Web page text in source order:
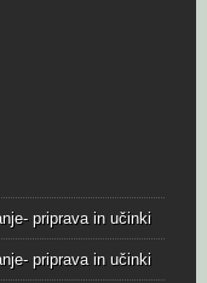
priprava in učinki
priprava in učinki